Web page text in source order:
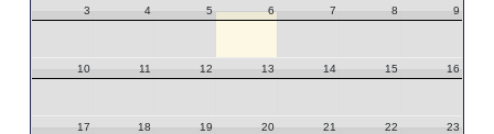
3 4 5 6 7 8 9
10 11 12 13 14 15 16
17 18 19 20 21 22 23